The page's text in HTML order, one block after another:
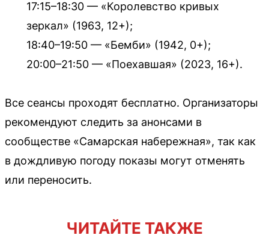
17:15–18:30 — «Королевство кривых
зеркал» (1963, 12+);
18:40–19:50 — «Бемби» (1942, 0+);
20:00–21:50 — «Поехавшая» (2023, 16+).
Все сеансы проходят бесплатно. Организаторы
рекомендуют следить за анонсами в
сообществе «Самарская набережная», так как
в дождливую погоду показы могут отменять
или переносить.
ЧИТАЙТЕ ТАКЖЕ